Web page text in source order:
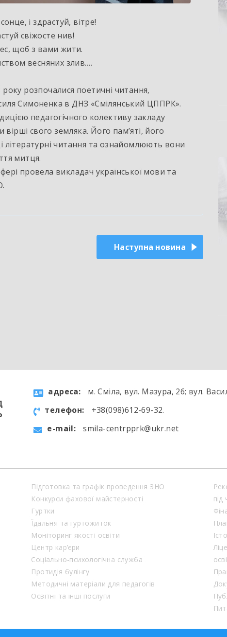
і здрастуй, вітре!
свіжосте нив!
щоб з вами жити.
весняних злив….
розпочалися поетичні читання,
Симоненка в ДНЗ «Смілянський ЦППРК».
педагогічного колективу закладу
вірші свого земляка. Його пам’яті, його
літературні читання та ознайомлюють вони
митця.
провела викладач української мови та
Наступна новина
aдресa:
м. Сміла, вул. Мазура, 26; вул.
телефон:
+38(098)612-69-32.
e-mail:
smila-centrpprk@ukr.net
Підготовка та графік проведення ЗНО
Конкурси фахової майстерності
Гуртки
Їдальня та гуртожиток
Моніторинг якості освіти
Центр кар’єри
Соціально-психологічна служба
Протидія булінгу
Методичні матеріали для педагогів
Освітні та інші послуги